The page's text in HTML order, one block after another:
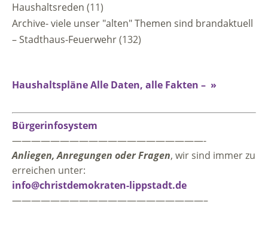
Haushaltsreden (11)
Archive- viele unser "alten" Themen sind brandaktuell
– Stadthaus-Feuerwehr(132)
Haushaltspläne Alle Daten, alle Fakten – »
Bürgerinfosystem
————————————————————-
Anliegen, Anregungen oder Fragen, wir sind immer zu
erreichen unter:
info@christdemokraten-lippstadt.de
————————————————————–